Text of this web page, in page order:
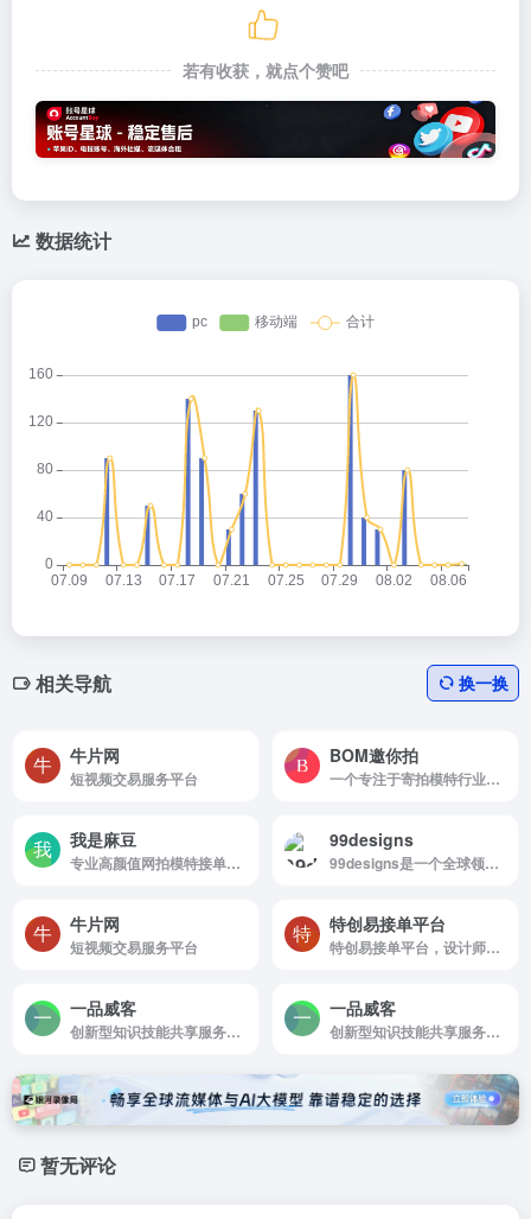
若有收获，就点个赞吧
数据统计
相关导航 换一换
牛片网
短视频交易服务平台
BOM邀你拍
一个专注于寄拍模特行业的平台
我是麻豆
专业高颜值网拍模特接单麻豆平台
99designs
99designs是一个全球领先的在线设计平台，该平台专注于为客户提供多样化的设计服务，包括标志设计、网站设计、包装设计、名片设计、书籍封面设计等。
牛片网
短视频交易服务平台
特创易接单平台
特创易接单平台，设计师在线接单平台
一品威客
创新型知识技能共享服务平台
一品威客
创新型知识技能共享服务平台
暂无评论